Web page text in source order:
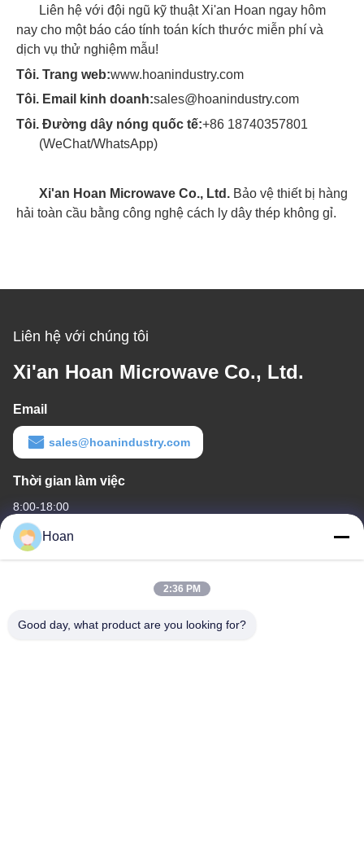
Liên hệ với đội ngũ kỹ thuật Xi'an Hoan ngay hôm
nay cho một báo cáo tính toán kích thước miễn phí và
dịch vụ thử nghiệm mẫu!
Tôi. Trang web:www.hoanindustry.com
Tôi. Email kinh doanh:sales@hoanindustry.com
Tôi. Đường dây nóng quốc tế:+86 18740357801
(WeChat/WhatsApp)
Xi'an Hoan Microwave Co., Ltd. Bảo vệ thiết bị hàng
hải toàn cầu bằng công nghệ cách ly dây thép không gỉ.
Liên hệ với chúng tôi
Xi'an Hoan Microwave Co., Ltd.
Email
sales@hoanindustry.com
Thời gian làm việc
8:00-18:00
Địa chỉ của chúng tôi
F7, Tòa nhà 2, Công viên công nghiệp Xinkai, đường 2 Jinye,
Hoan
2:36 PM
Good day, what product are you looking for?